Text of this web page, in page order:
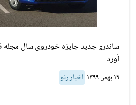
آورد
۱۹ بهمن ۱۳۹۹ اخبار رنو